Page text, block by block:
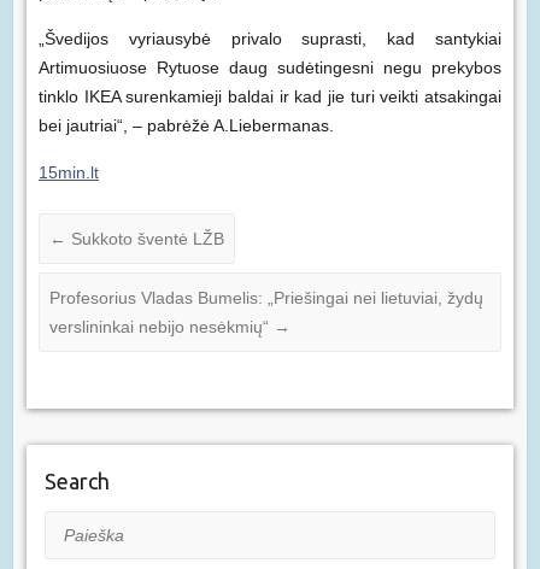
„Švedijos vyriausybė privalo suprasti, kad santykiai
Artimuosiuose Rytuose daug sudėtingesni negu prekybos
tinklo IKEA surenkamieji baldai ir kad jie turi veikti atsakingai
bei jautriai“, – pabrėžė A.Liebermanas.
15min.lt
← Sukkoto šventė LŽB
Profesorius Vladas Bumelis: „Priešingai nei lietuviai, žydų
verslininkai nebijo nesėkmių“ →
Search
Paieška